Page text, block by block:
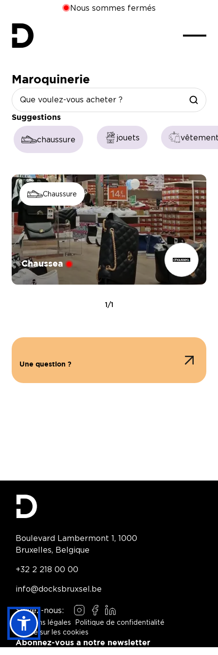
Nous sommes fermés
Maroquinerie
Suggestions
chaussure jouets
CHAUSSEA a réussi la prouesse de s’affirmer
Chaussea
Chaussure
1/1
Une question ?
Contact Information
Boulevard Lambermont 1, 1000
Bruxelles, Belgique
Telephone:
+32 2 218 00 00
Email:
info@docksbruxsel.be
Suivez-nous:
Instagram
Facebook
LinkedIn
Footer Navigation
Mentions légales
Politique de confidentialité
Notice sur les cookies
Abonnez-vous a notre newsletter